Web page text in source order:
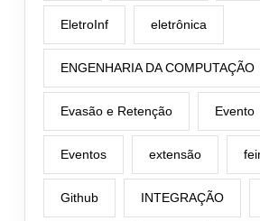
EletroInf eletrônica
ENGENHARIA DA COMPUTAÇÃO
Evasão e Retenção Evento
Eventos extensão
Github INTEGRAÇÃO